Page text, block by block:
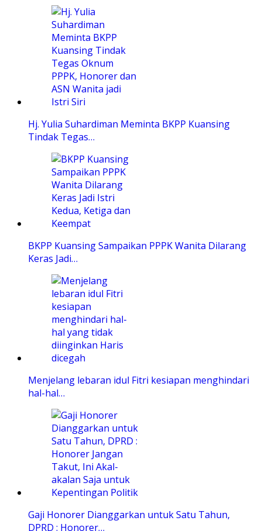
Hj. Yulia Suhardiman Meminta BKPP Kuansing
Tindak Tegas…
BKPP Kuansing Sampaikan PPPK Wanita Dilarang
Keras Jadi…
Menjelang lebaran idul Fitri kesiapan menghindari
hal-hal…
Gaji Honorer Dianggarkan untuk Satu Tahun,
DPRD : Honorer…